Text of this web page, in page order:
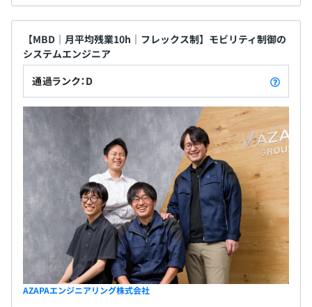
【MBD｜月平均残業10h｜フレックス制】モビリティ制御の
システムエンジニア
通過ランク：D
AZAPAエンジニアリング株式会社